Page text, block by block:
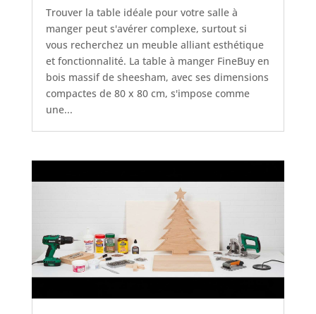
Trouver la table idéale pour votre salle à
manger peut s'avérer complexe, surtout si
vous recherchez un meuble alliant esthétique
et fonctionnalité. La table à manger FineBuy en
bois massif de sheesham, avec ses dimensions
compactes de 80 x 80 cm, s'impose comme
une...